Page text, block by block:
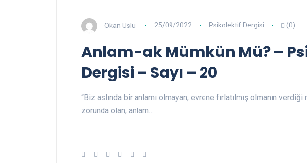
Okan Uslu 25/09/2022 Psikolektif Dergisi (0)
Anlam-ak Mümkün Mü? –
Dergisi – Sayı – 20
“Biz aslında bir anlamı olmayan, evrene fırlatılmış olmanın
zorunda olan, anlam…